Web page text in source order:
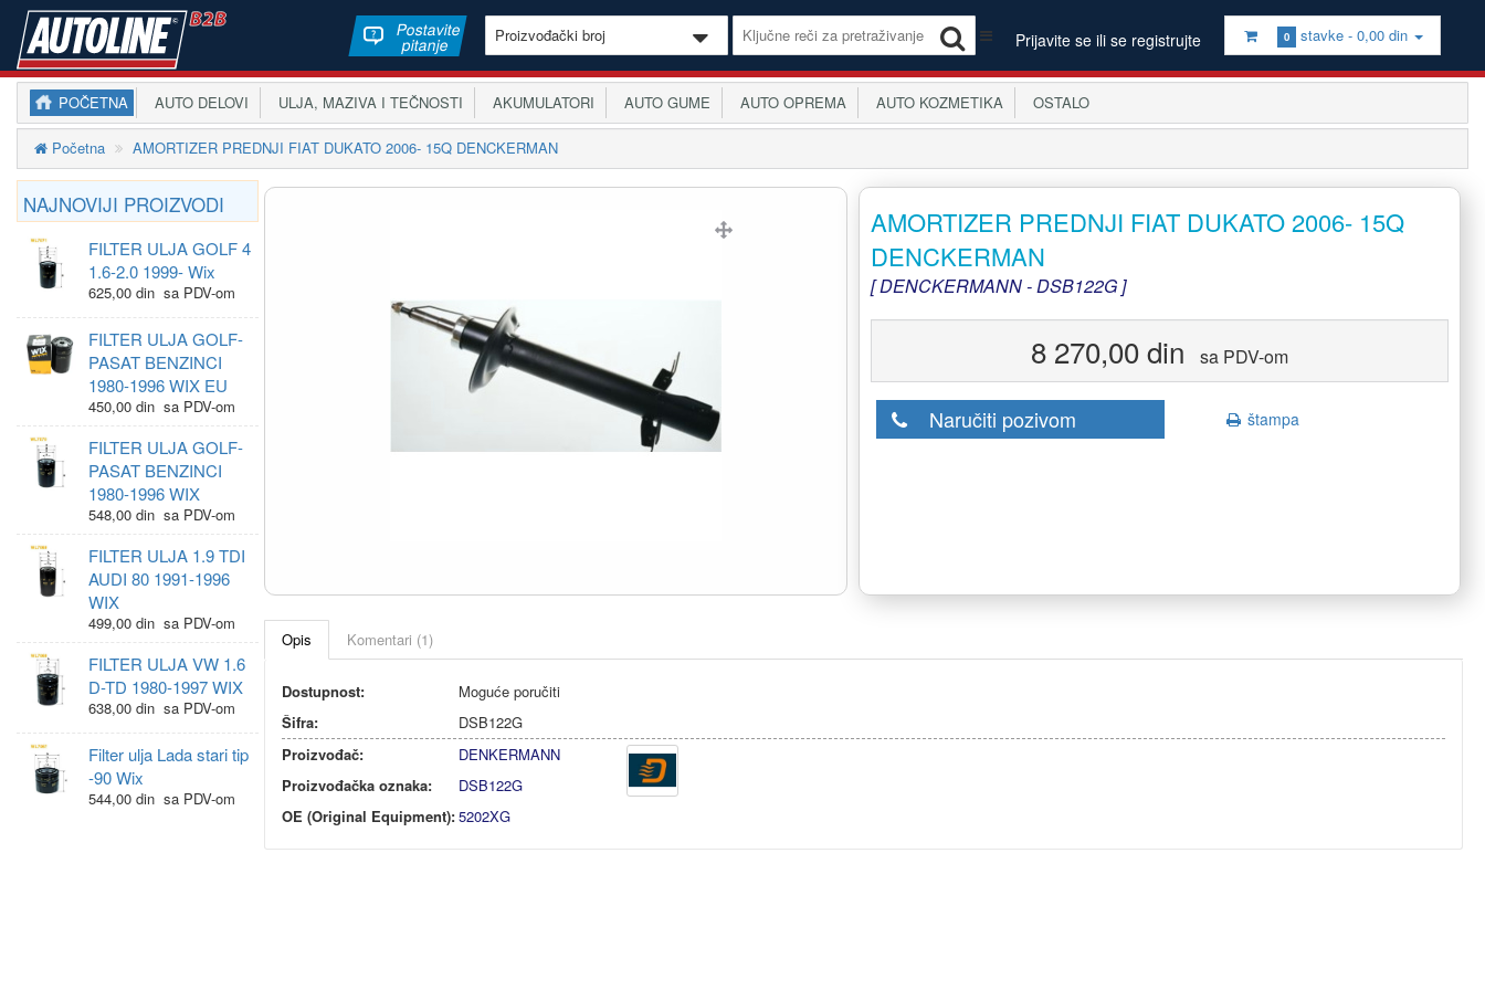
Postavite
pitanje Prijavite se ili se registrujte 0 stavke - 0,00 din
POČETNA AUTO DELOVI ULJA, MAZIVA I TEČNOSTI AKUMULATORI AUTO GUME AUTO OPREMA AUTO KOZMETIKA OSTALO
Početna AMORTIZER PREDNJI FIAT DUKATO 2006- 15Q DENCKERMAN
NAJNOVIJI PROIZVODI
FILTER ULJA GOLF 4
1.6-2.0 1999- Wix
625,00 din sa PDV-om
FILTER ULJA GOLF-
PASAT BENZINCI
1980-1996 WIX EU
450,00 din sa PDV-om
FILTER ULJA GOLF-
PASAT BENZINCI
1980-1996 WIX
548,00 din sa PDV-om
FILTER ULJA 1.9 TDI
AUDI 80 1991-1996
WIX
499,00 din sa PDV-om
FILTER ULJA VW 1.6
D-TD 1980-1997 WIX
638,00 din sa PDV-om
Filter ulja Lada stari tip
-90 Wix
544,00 din sa PDV-om
AMORTIZER PREDNJI FIAT DUKATO 2006- 15Q
DENCKERMAN
[ DENCKERMANN - DSB122G ]
8 270,00 din sa PDV-om
Naručiti pozivom štampa
Opis Komentari (1)
Dostupnost:
Moguće poručiti
Šifra:
DSB122G
Proizvođač:
DENKERMANN
Proizvođačka oznaka:
DSB122G
OE (Original Equipment):5202XG